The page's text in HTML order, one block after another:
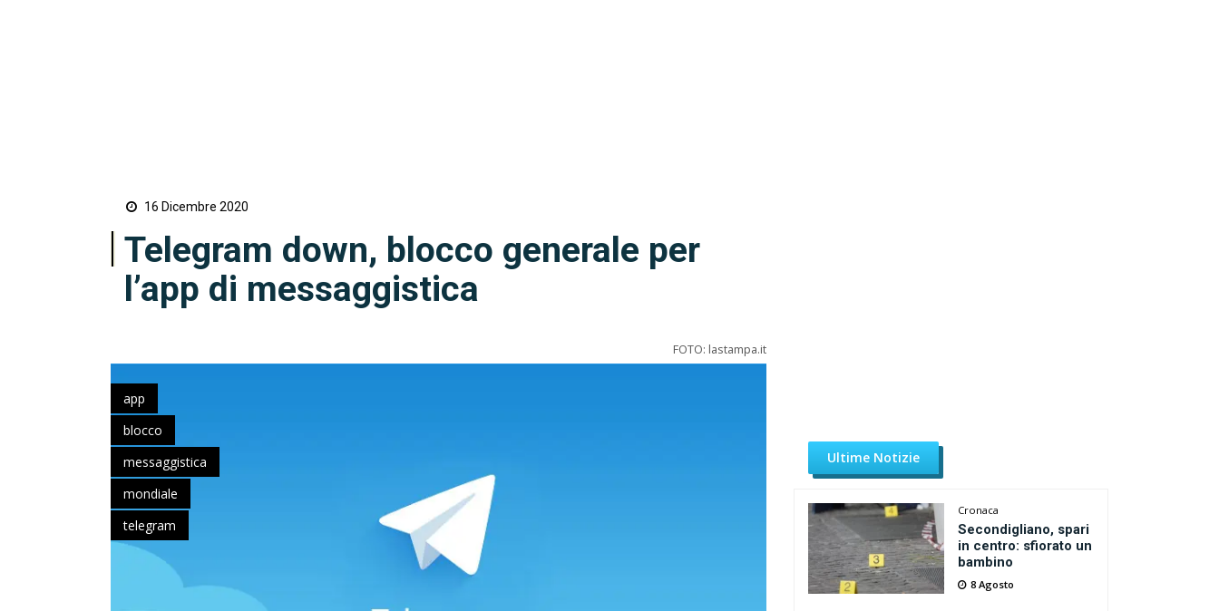
16 Dicembre 2020
Telegram down, blocco generale per
l’app di messaggistica
FOTO: lastampa.it
app
blocco
messaggistica
mondiale
telegram
Ultime Notizie
Cronaca
Secondigliano, spari
in centro: sfiorato un
bambino
8 Agosto